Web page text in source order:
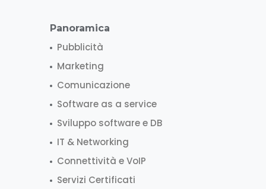
Panoramica
Pubblicità
Marketing
Comunicazione
Software as a service
Sviluppo software e DB
IT & Networking
Connettività e VoIP
Servizi Certificati